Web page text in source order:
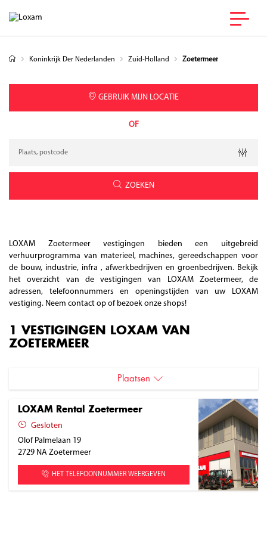
Koninkrijk Der Nederlanden Zuid-Holland Zoetermeer
GEBRUIK MIJN LOCATIE
OF
Breedtegraad
Lengtegraad
Geolocation
ZOEKEN
LOXAM Zoetermeer vestigingen bieden een uitgebreid
verhuurprogramma van materieel, machines, gereedschappen voor
de bouw, industrie, infra , afwerkbedrijven en groenbedrijven. Bekijk
het overzicht van de vestigingen van LOXAM Zoetermeer, de
adressen, telefoonnummers en openingstijden van uw LOXAM
vestiging. Neem contact op of bezoek onze shops!
1 VESTIGINGEN LOXAM VAN
ZOETERMEER
Plaatsen
LOXAM Rental Zoetermeer
Gesloten
Olof Palmelaan 19
2729 NA Zoetermeer
HET TELEFOONNUMMER WEERGEVEN